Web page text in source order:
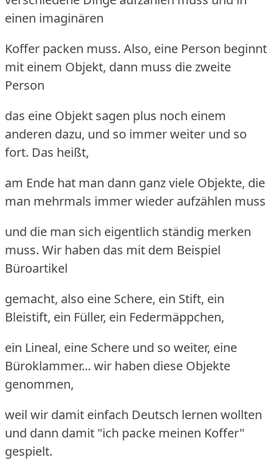
einen imaginären
Koffer packen muss. Also, eine Person beginnt
mit einem Objekt, dann muss die zweite
Person
das eine Objekt sagen plus noch einem
anderen dazu, und so immer weiter und so
fort. Das heißt,
am Ende hat man dann ganz viele Objekte, die
man mehrmals immer wieder aufzählen muss
und die man sich eigentlich ständig merken
muss. Wir haben das mit dem Beispiel
Büroartikel
gemacht, also eine Schere, ein Stift, ein
Bleistift, ein Füller, ein Federmäppchen,
ein Lineal, eine Schere und so weiter, eine
Büroklammer... wir haben diese Objekte
genommen,
weil wir damit einfach Deutsch lernen wollten
und dann damit "ich packe meinen Koffer"
gespielt.